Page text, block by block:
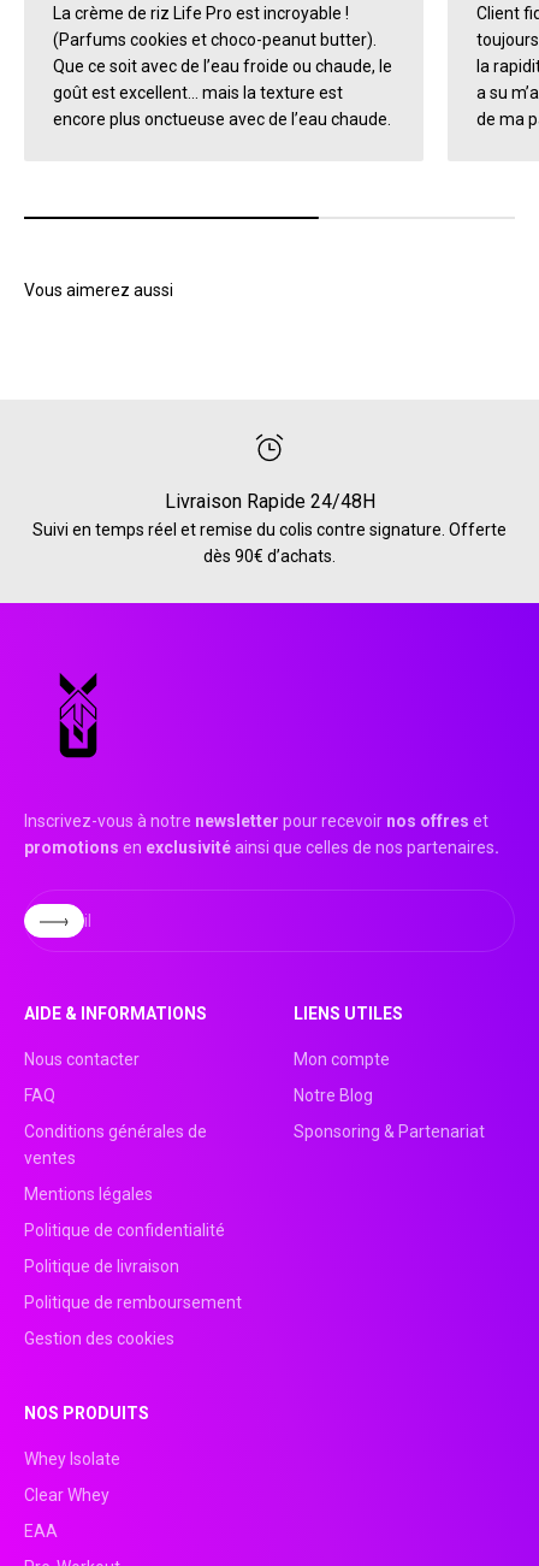
La crème de riz Life Pro est incroyable !
(Parfums cookies et choco-peanut butter).
Que ce soit avec de l’eau froide ou chaude, le
goût est excellent… mais la texture est
encore plus onctueuse avec de l’eau chaude.
Client
la
a su
de ma
Vous aimerez aussi
Livraison Rapide 24/48H
Suivi en temps réel et remise du colis contre signature. Offerte
dès 90€ d’achats.
Inscrivez-vous à notre newsletter pour recevoir nos offres et
promotions en exclusivitéainsi que celles de nos partenaires.
E-mail
S'inscrire
AIDE & INFORMATIONS
Nous contacter
FAQ
Conditions générales de
ventes
Mentions légales
Politique de confidentialité
Politique de livraison
Politique de remboursement
Gestion des cookies
LIENS UTILES
Mon compte
Notre Blog
Sponsoring & Partenariat
NOS PRODUITS
Whey Isolate
Clear Whey
EAA